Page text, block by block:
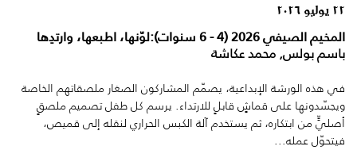
٢٢ يوليو ٢٠٢٦
المخيم الصيفي 2026 (4 - 6 سنوات):لوّنها، اطبعها، وارتدِها
باسم بولس, محمد عكاشة
في هذه الورشة الإبداعية، يصمّم المشاركون الصغار ملصقاتهم الخاصة
ويجسّدونها على قماشٍ قابلٍ للارتداء. يرسم كل طفل تصميم ملصقٍ
أصليٍّ من ابتكاره، ثم يستخدم آلة الكبس الحراري لنقله إلى قميص،
فيتحوّل عمله...